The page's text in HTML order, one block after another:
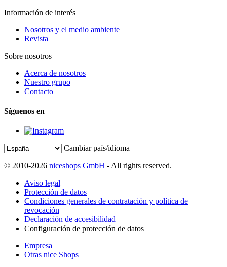
Información de interés
Nosotros y el medio ambiente
Revista
Sobre nosotros
Acerca de nosotros
Nuestro grupo
Contacto
Síguenos en
Cambiar país/idioma
© 2010-2026 niceshops GmbH - All rights reserved.
Aviso legal
Protección de datos
Condiciones generales de contratación y política de
revocación
Declaración de accesibilidad
Configuración de protección de datos
Empresa
Otras nice Shops